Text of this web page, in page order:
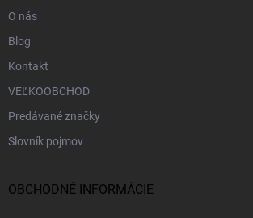
O nás
Blog
Kontakt
VEĽKOOBCHOD
Predávané značky
Slovník pojmov
OBCHODNÉ INFORMÁCIE